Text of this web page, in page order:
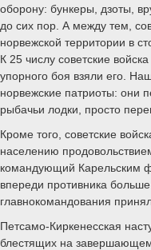
оборону: бункеры, дзоты,
до сих пор. А между тем,
норвежской территории в
К 25 числу советские
упорного боя взяли его.
норвежские патриоты: они
рыбачьи лодки, просто
Кроме того, советские
населению
командующий Карельским
впереди противника
главнокомандования
Петсамо-Киркенесская
блестящих на